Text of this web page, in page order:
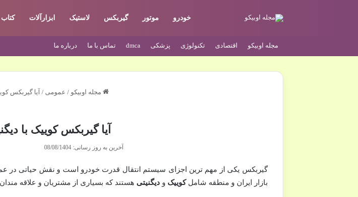
خودرو موتور گیربکس لاستیک ابزارآلات کتاب
مجله اوبیکو اقتصادی تکنولوژی پزشکی dmca تماس با ما درباره ما
مجله اوبیکو / عمومی / آیا گیربکس
آیا گیربکس کوییک با
آخرین به روز رسانی: 08/08/1404
گیربکس یکی از مهم ترین اجزای سیستم انتقال قدرت خودرو است و نقش حیاتی در
بازار ایران و منطقه شاملکوییک ودیگنیتی هستند که بسیاری از مشتریان و علاقه